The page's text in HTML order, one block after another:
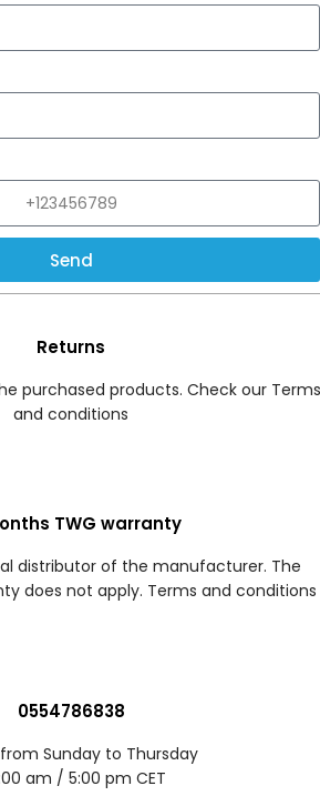
Send
Returns
purchased products. Check our Terms
and conditions
TWG warranty
distributor of the manufacturer. The
does not apply. Terms and conditions
0554786838
Sunday to Thursday
am / 5:00 pm CET